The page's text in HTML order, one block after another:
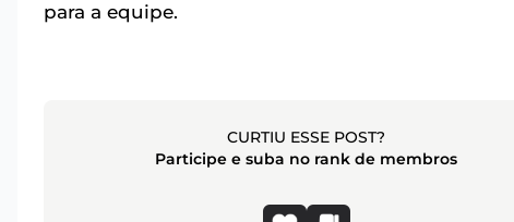
para a equipe.
CURTIU ESSE POST?
Participe e suba no rank de membros